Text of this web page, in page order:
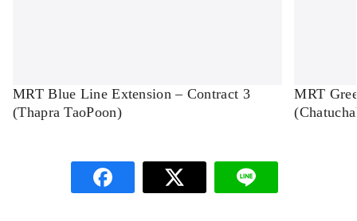
MRT Blue Line Extension – Contract 3
(Thapra TaoPoon)
MRT